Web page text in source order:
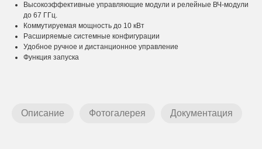
Высокоэффективные управляющие модули и релейные ВЧ-модули
до 67 ГГц.
Коммутируемая мощность до 10 кВт
Расширяемые системные конфигурации
Удобное ручное и дистанционное управление
Функция запуска
Описание Фотогалерея Документация